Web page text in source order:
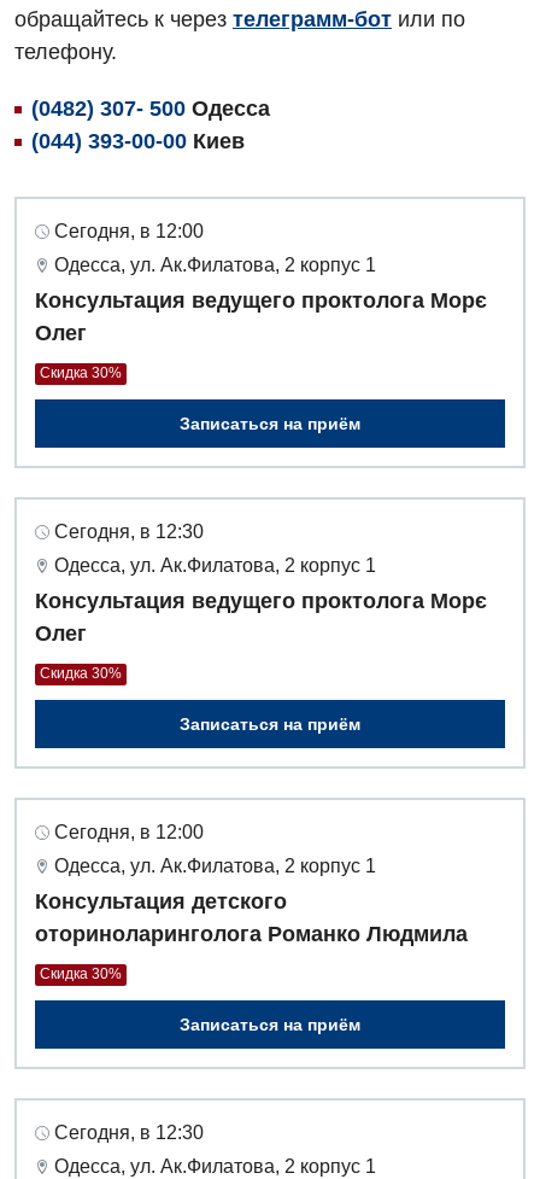
обращайтесь к через телеграмм-бот или по
телефону.
(0482) 307- 500 Одесса
(044) 393-00-00 Киев
Сегодня, в 12:00
Одесса, ул. Ак.Филатова, 2 корпус 1
Консультация ведущего проктолога Морє
Олег
Скидка 30%
Записаться на приём
Сегодня, в 12:30
Одесса, ул. Ак.Филатова, 2 корпус 1
Консультация ведущего проктолога Морє
Олег
Скидка 30%
Записаться на приём
Сегодня, в 12:00
Одесса, ул. Ак.Филатова, 2 корпус 1
Консультация детского
оториноларинголога Романко Людмила
Скидка 30%
Записаться на приём
Сегодня, в 12:30
Одесса, ул. Ак.Филатова, 2 корпус 1